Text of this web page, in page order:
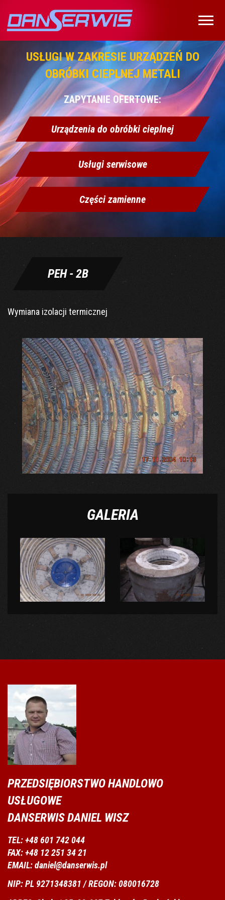
USŁUGI W ZAKRESIE URZĄDZEŃ DO
OBRÓBKI CIEPLNEJ METALI
ZAPYTANIE OFERTOWE:
Urządzenia do obróbki cieplnej
Usługi serwisowe
Części zamienne
PEH - 2B
Wymiana izolacji termicznej
GALERIA
PRZEDSIĘBIORSTWO HANDLOWO
USŁUGOWE
DANSERWIS DANIEL WISZ
TEL: +48 601 742 044
FAX: +48 12 251 34 21
EMAIL: daniel@danserwis.pl
NIP: PL 9271348381 / REGON: 080016728